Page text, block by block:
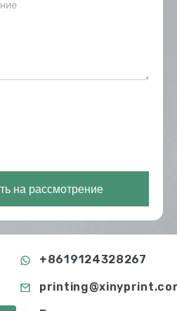
на рассмотрение
+8619124328267